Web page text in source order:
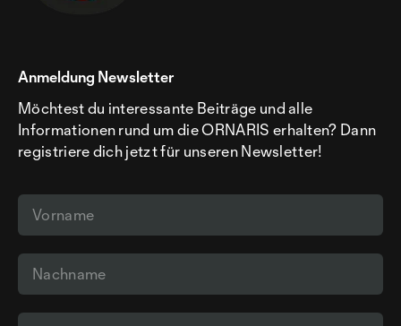
Anmeldung Newsletter
Möchtest du interessante Beiträge und alle
Informationen rund um die ORNARIS erhalten? Dann
registriere dich jetzt für unseren Newsletter!